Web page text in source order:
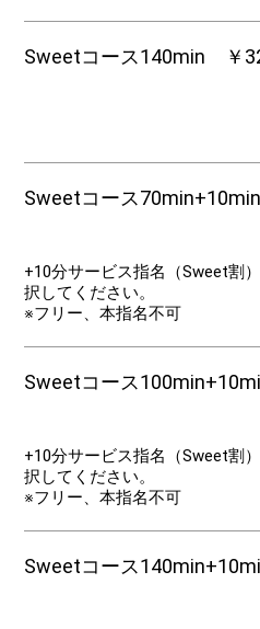
Sweetコース140min ￥
Sweetコース
+10分サービス指名（Sweet割
択してください。
※フリー、本指名不可
Sweetコース
+10分サービス指名（Sweet割
択してください。
※フリー、本指名不可
Sweetコース